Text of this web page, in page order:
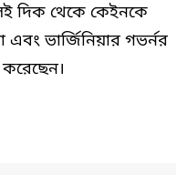
দিক থেকে কেইনকে
এবং ভার্জিনিয়ার গভর্নর
করেছেন।